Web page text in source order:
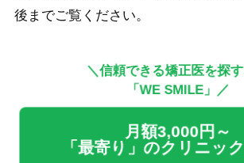
後までご覧ください。
＼信頼できる矯正医を探
「WE SMILE」／
月額3,000円～
「最寄り」のクリニッ